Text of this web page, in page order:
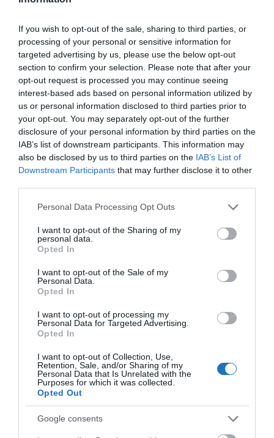
If you wish to opt-out of the sale, sharing to third parties, or
processing of your personal or sensitive information for
targeted advertising by us, please use the below opt-out
section to confirm your selection. Please note that after your
opt-out request is processed you may continue seeing
interest-based ads based on personal information utilized by
us or personal information disclosed to third parties prior to
your opt-out. You may separately opt-out of the further
disclosure of your personal information by third parties on the
IAB’s list of downstream participants. This information may
also be disclosed by us to third parties on the IAB’s List of
Downstream Participants that may further disclose it to other
Please note that this website/app uses one or more Google
not limited to your visit or usage behaviour. You may click to
grant or deny consent to Google and its third-party tags to
use your data for below specified purposes in below Google
consent section.
Personal Data Processing Opt Outs
I want to opt-out of the Sharing of my
personal data.
Opted In
I want to opt-out of the Sale of my
Personal Data.
Opted In
I want to opt-out of processing my
Personal Data for Targeted Advertising.
Opted In
I want to opt-out of Collection, Use,
Retention, Sale, and/or Sharing of my
Personal Data that Is Unrelated with the
Purposes for which it was collected.
Opted Out
Google consents
Itt lehet és érdemes csatlakozni
aTurizmus hírek
hitelesencsoporthoz.
Mr Spabook
okl. turisztikai fejlesztési menedzser
címlapforrása
Támogatásoddalhozzájárulhatsz, hogy további
hasznos és minőségi tartalmakat tehessek közzé.
Megosztás
Kérem nap végén az aznapi friss cikkeket!
HÍREK KÍNA KORONAVÍRUS LÉGIKÖZLEKEDÉS